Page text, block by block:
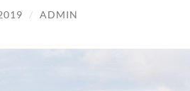
/ ADMIN